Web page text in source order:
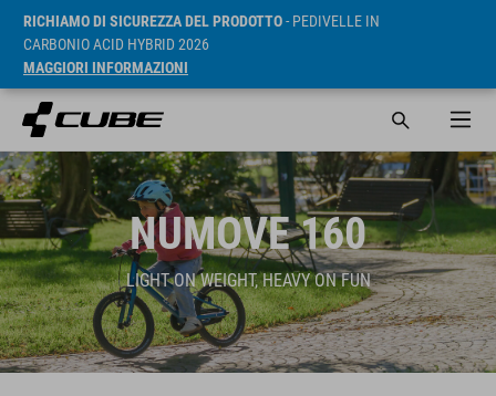
RICHIAMO DI SICUREZZA DEL PRODOTTO- PEDIVELLE IN
CARBONIO ACID HYBRID 2026
MAGGIORI INFORMAZIONI
NUMOVE 160
LIGHT ON WEIGHT, HEAVY ON FUN